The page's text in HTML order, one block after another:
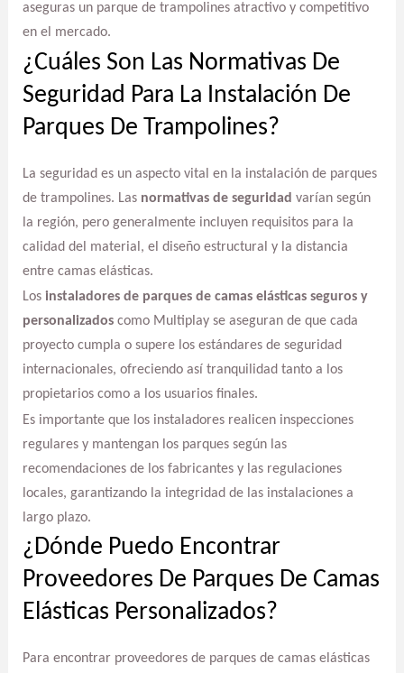
aseguras un parque de trampolines atractivo y competitivo
en el mercado.
¿Cuáles Son Las Normativas De
Seguridad Para La Instalación De
Parques De Trampolines?
La seguridad es un aspecto vital en la instalación de parques
de trampolines. Las normativas de seguridad varían según
la región, pero generalmente incluyen requisitos para la
calidad del material, el diseño estructural y la distancia
entre camas elásticas.
Los instaladores de parques de camas elásticas seguros y
personalizadoscomo Multiplay se aseguran de que cada
proyecto cumpla o supere los estándares de seguridad
internacionales, ofreciendo así tranquilidad tanto a los
propietarios como a los usuarios finales.
Es importante que los instaladores realicen inspecciones
regulares y mantengan los parques según las
recomendaciones de los fabricantes y las regulaciones
locales, garantizando la integridad de las instalaciones a
largo plazo.
¿Dónde Puedo Encontrar
Proveedores De Parques De Camas
Elásticas Personalizados?
Para encontrar proveedores de parques de camas elásticas